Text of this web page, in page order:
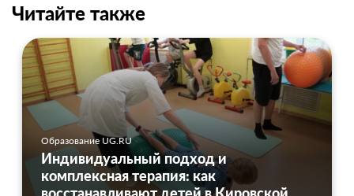
Читайте также
Образование UG.RU
Индивидуальный подход и
комплексная терапия: как